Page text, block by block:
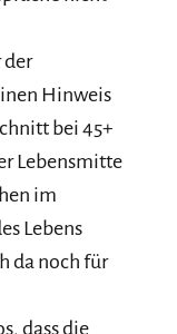
der
Hinweis
bei 45+
Lebensmitte
im
Lebens
da noch für
dass die